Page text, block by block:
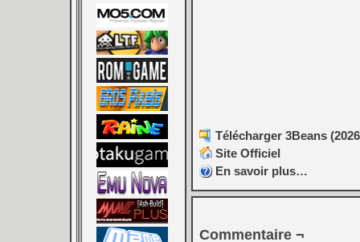
Télécharger 3Beans
Site Officiel
En savoir plus…
Commentaire ¬